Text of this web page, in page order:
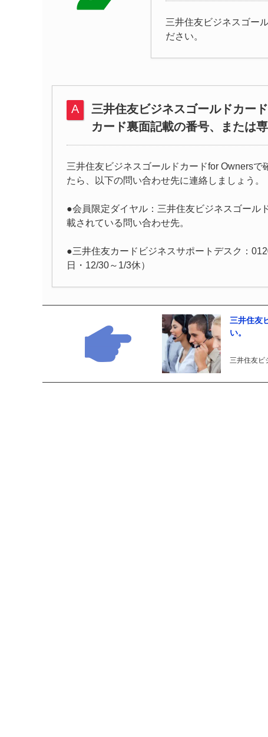
三井住友ビジネスゴー
ださい。
三井住友ビジネスゴールドカー
カード裏面記載の番号、または
三井住友ビジネスゴールドカードfor Owners
たら、以下の問い合わせ先に連絡しましょう。
●会員限定ダイヤル：三井住友ビジネスゴール
載されている問い合わせ先。
●三井住友カードビジネスサポートデスク：
日・12/30～1/3休）
三井住友
い。
三井住友ビ